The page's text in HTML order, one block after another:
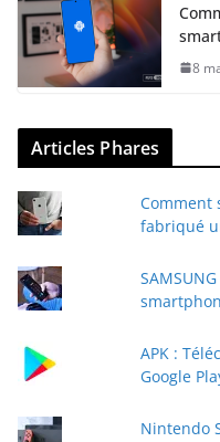
8
Articles Phares
Comment
fabriqué
APK :
Google
Nintendo